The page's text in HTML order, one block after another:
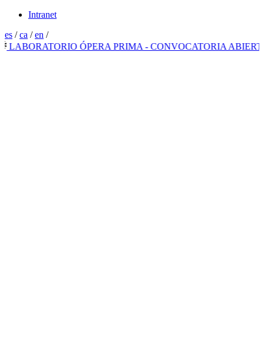
Intranet
es /ca /en /
ÓPERA PRIMA - CONVOCATORIA ABIERTA